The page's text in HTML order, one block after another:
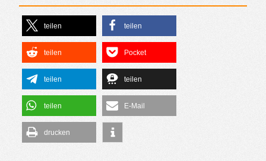
teilen teilen
teilen Pocket
teilen teilen
teilen E-Mail
drucken